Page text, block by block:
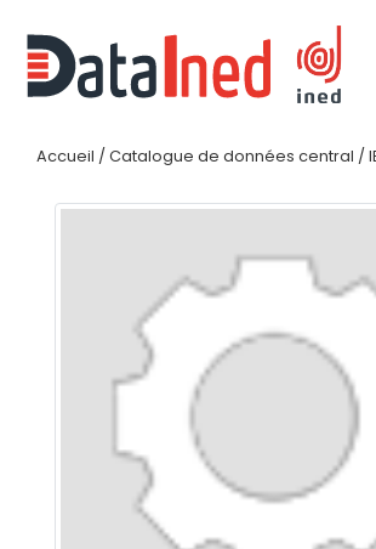
Accueil / Catalogue de données central /